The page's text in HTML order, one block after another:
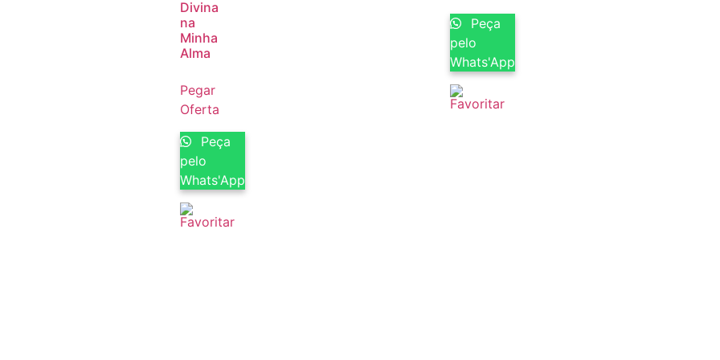
Divina
na
Minha
Alma
Pegar
Oferta
Peça
pelo
Whats'App
Peça
pelo
Whats'App